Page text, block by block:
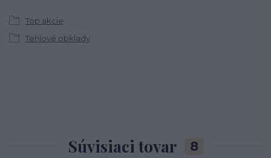
Top akcie
Tehlové obklady
Súvisiaci tovar 8